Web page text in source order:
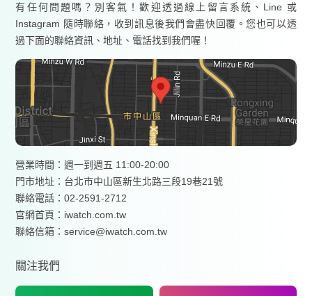
有任何問題嗎？別客氣！歡迎透過線上留言系統、Line 或
Instagram 隨時聯絡，收到訊息後我們會盡快回覆。您也可以透
過下面的聯絡資訊、地址、電話找到我們喔！
營業時間：週一到週五 11:00-20:00
門市地址：台北市中山區新生北路三段19巷21號
聯絡電話：02-2591-2712
官網首頁： iwatch.com.tw
聯絡信箱：service@iwatch.com.tw
關注我們